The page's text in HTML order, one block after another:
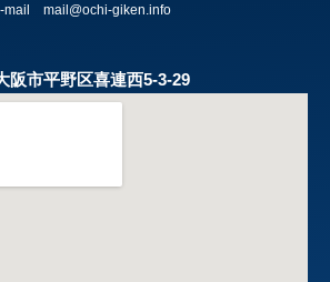
mail mail@ochi-giken.info
阪市平野区喜連西5-3-29